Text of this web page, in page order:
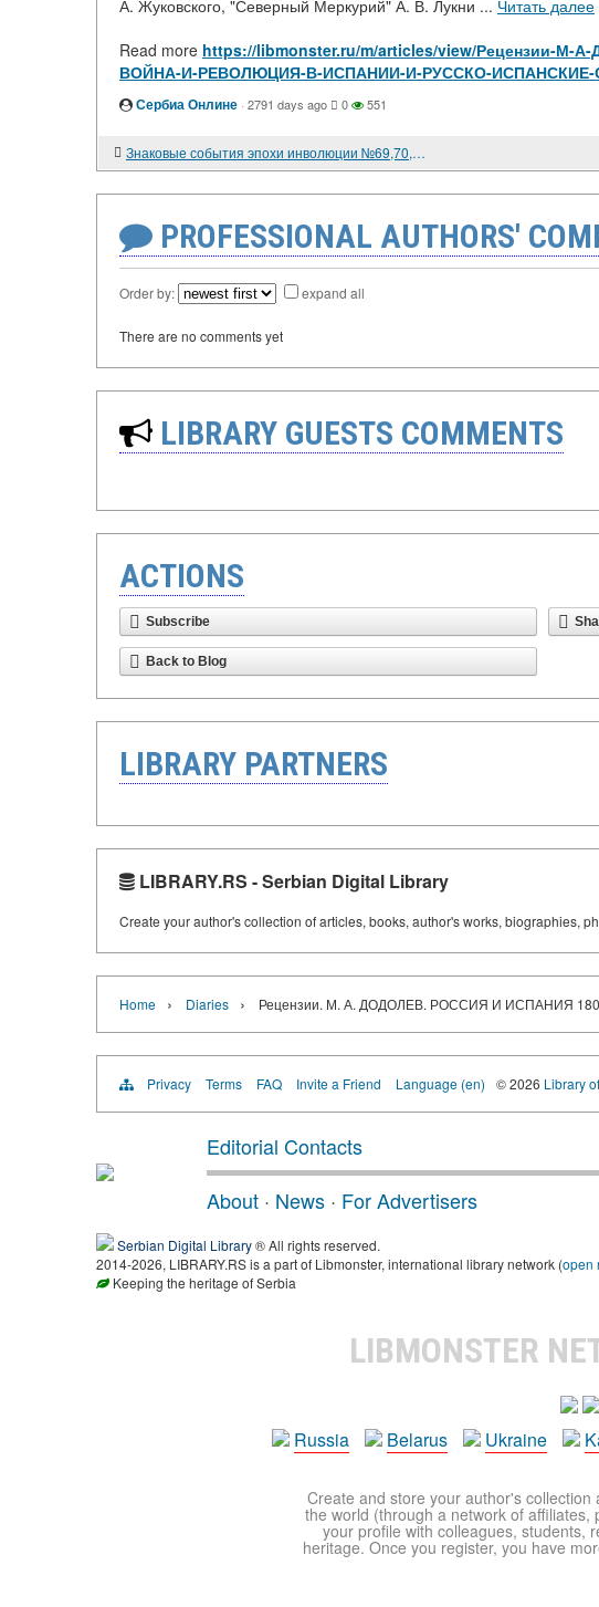
А. Жуковского, "Северный Меркурий" А. В. Лукни ... Читать далее
Read more https://libmonster.ru/m/articles/view/Рецензии-
ВОЙНА-И-РЕВОЛЮЦИЯ-В-ИСПАНИИ-И-РУССКО-
Сербиа Онлине · 2791 days ago 0 551
Знаковые события эпохи инволюции №69,70,71.
PROFESSIONAL AUTHORS'
Order by: expand all
There are no comments yet
LIBRARY GUESTS COMMENTS
ACTIONS
Subscribe
Back to Blog
LIBRARY PARTNERS
LIBRARY.RS - Serbian Digital Library
Create your author's collection of articles, books, author's works, biographies,
Home › Diaries › Рецензии. М. А. ДОДОЛЕВ. РОССИЯ И ИСПАНИЯ
Privacy Terms FAQ Invite a Friend Language (en) © 2026 Library
Editorial Contacts
About · News · For Advertisers
Serbian Digital Library® All rights reserved.
2014-2026, LIBRARY.RS is a part of Libmonster, international library network (open
Keeping the heritage of Serbia
LIBMONSTER
Russia
Belarus Ukraine
Create and store your author's
the world (through a network of
your profile with colleagues, students,
heritage. Once you register, you have